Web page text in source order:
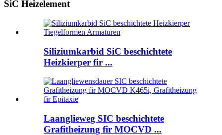
SiC Heizelement
Siliziumkarbid SiC beschichtete
Heizkierper fir ...
Laanglieweg SIC beschichtete
Grafitheizung fir MOCVD ...